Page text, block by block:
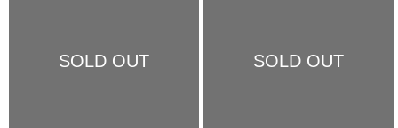
SOLD OUT SOLD OUT